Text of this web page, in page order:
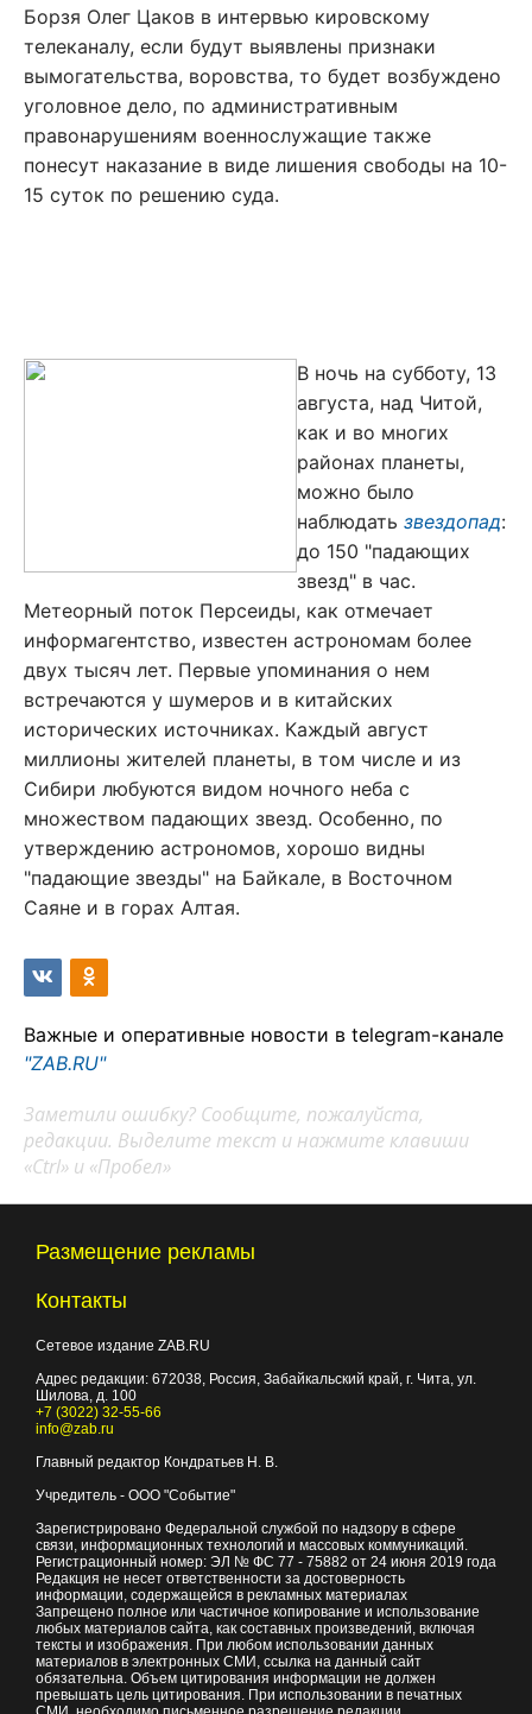
Борзя Олег Цаков в интервью кировскому
телеканалу, если будут выявлены признаки
вымогательства, воровства, то будет возбуждено
уголовное дело, по административным
правонарушениям военнослужащие также
понесут наказание в виде лишения свободы на 10-
15 суток по решению суда.
В ночь на субботу, 13
августа, над Читой,
как и во многих
районах планеты,
можно было
наблюдать звездопад:
до 150 "падающих
звезд" в час.
Метеорный поток Персеиды, как отмечает
информагентство, известен астрономам более
двух тысяч лет. Первые упоминания о нем
встречаются у шумеров и в китайских
исторических источниках. Каждый август
миллионы жителей планеты, в том числе и из
Сибири любуются видом ночного неба с
множеством падающих звезд. Особенно, по
утверждению астрономов, хорошо видны
"падающие звезды" на Байкале, в Восточном
Саяне и в горах Алтая.
Важные и оперативные новости в telegram-канале
"ZAB.RU"
Заметили ошибку? Сообщите, пожалуйста,
редакции. Выделите текст и нажмите клавиши
«Ctrl» и «Пробел»
Размещение рекламы
Контакты
Сетевое издание ZAB.RU
Адрес редакции: 672038, Россия, Забайкальский край, г. Чита, ул.
Шилова, д. 100
+7 (3022) 32-55-66
info@zab.ru
Главный редактор Кондратьев Н. В.
Учредитель - ООО "Событие"
Зарегистрировано Федеральной службой по надзору в сфере
связи, информационных технологий и массовых коммуникаций.
Регистрационный номер: ЭЛ № ФС 77 - 75882 от 24 июня 2019 года
Редакция не несет ответственности за достоверность
информации, содержащейся в рекламных материалах
Запрещено полное или частичное копирование и использование
любых материалов сайта, как составных произведений, включая
тексты и изображения. При любом использовании данных
материалов в электронных СМИ, ссылка на данный сайт
обязательна. Объем цитирования информации не должен
превышать цель цитирования. При использовании в печатных